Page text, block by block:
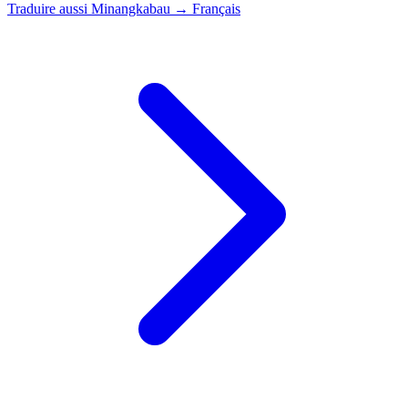
Traduire aussi Minangkabau → Français